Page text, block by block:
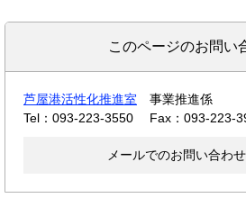
このページのお問い
芦屋港活性化推進室
事業推進係
Tel：093-223-3550
Fax：093-223-
メールでのお問い合わ